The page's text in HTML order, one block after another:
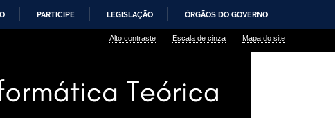
PARTICIPE LEGISLAÇÃO ÓRGÃOS DO GOVERNO
Alto contraste Escala de cinza Mapa do site